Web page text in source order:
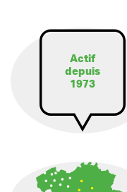
Actif
depuis
1973